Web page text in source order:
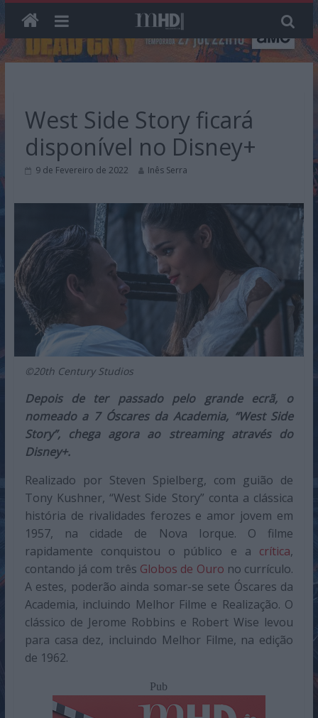
West Side Story ficará
disponível no Disney+
9 de Fevereiro de 2022 Inês Serra
©20th Century Studios
Depois de ter passado pelo grande ecrã, o
nomeado a 7 Óscares da Academia, “West Side
Story”, chega agora ao streaming através do
Disney+.
Realizado por Steven Spielberg, com guião de
Tony Kushner, “West Side Story” conta a clássica
história de rivalidades ferozes e amor jovem em
1957, na cidade de Nova Iorque. O filme
rapidamente conquistou o público e a crítica,
contando já com três Globos de Ouro no currículo.
A estes, poderão ainda somar-se sete Óscares da
Academia, incluindo Melhor Filme e Realização. O
clássico de Jerome Robbins e Robert Wise levou
para casa dez, incluindo Melhor Filme, na edição
de 1962.
Pub